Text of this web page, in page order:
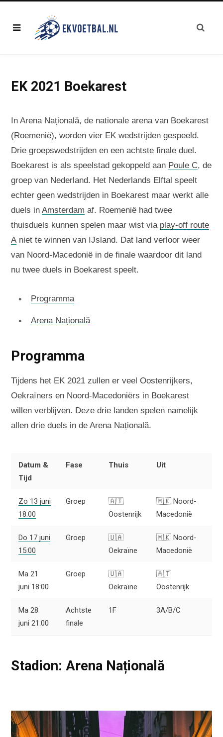
EK 2021 Boekarest
In Arena Națională, de nationale arena van Boekarest
(Roemenië), worden vier EK wedstrijden gespeeld.
Drie groepswedstrijden en een achtste finale duel.
Boekarest is als speelstad gekoppeld aan Poule C, de
groep van Nederland. Het Nederlands Elftal speelt
echter geen wedstrijden in Boekarest maar werkt alle
duels in Amsterdam af. Roemenië had twee
thuisduels kunnen spelen maar wist via play-off route
A niet te winnen van IJsland. Dat land verloor weer
van Noord-Macedonië in de finale waardoor dit land
nu twee duels in Boekarest speelt.
Programma
Arena Națională
Programma
Tijdens het EK 2021 zullen er veel Oostenrijkers,
Oekraïners en Noord-Macedoniërs in Boekarest
willen verblijven. Deze drie landen spelen namelijk
allen drie duels in de Arena Națională.
Datum &
Tijd
Fase Thuis Uit
Zo 13 juni
18:00
Groep
🇦🇹
Oostenrijk
🇲🇰 Noord-
Macedonië
Do 17 juni
15:00
Groep
🇺🇦
Oekraïne
🇲🇰 Noord-
Macedonië
Ma 21
juni 18:00
Groep
🇺🇦
Oekraïne
🇦🇹
Oostenrijk
Ma 28
juni 21:00
Achtste
finale
1F 3A/B/C
Stadion: Arena Națională